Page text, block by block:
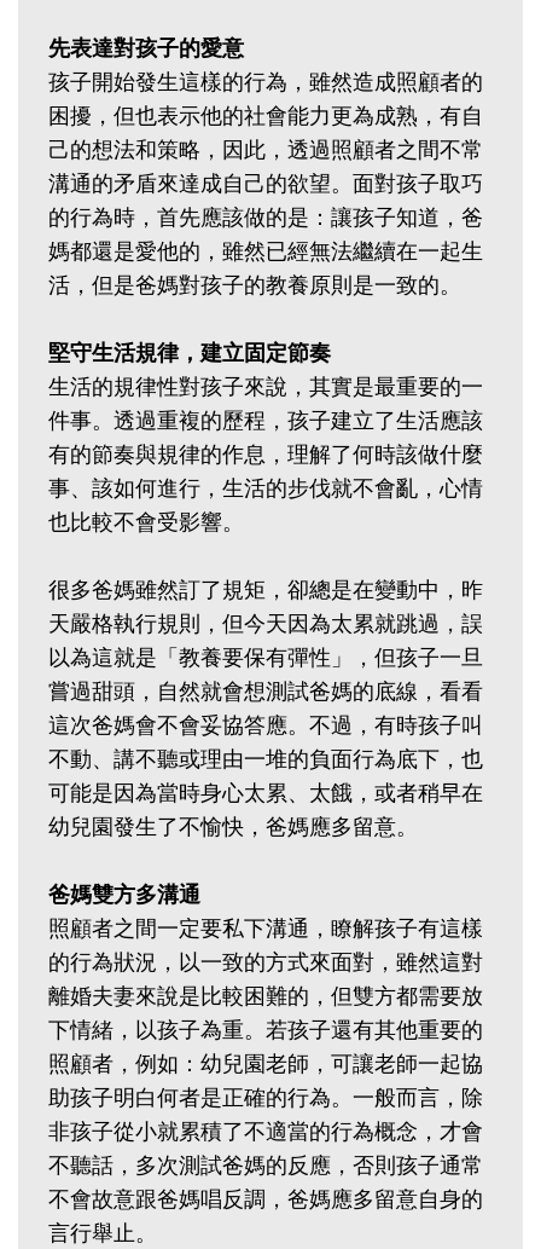
先表達對孩子的愛意
孩子開始發生這樣的行為，雖然造成照顧者的
困擾，但也表示他的社會能力更為成熟，有自
己的想法和策略，因此，透過照顧者之間不常
溝通的矛盾來達成自己的欲望。面對孩子取巧
的行為時，首先應該做的是：讓孩子知道，爸
媽都還是愛他的，雖然已經無法繼續在一起生
活，但是爸媽對孩子的教養原則是一致的。
堅守生活規律，建立固定節奏
生活的規律性對孩子來說，其實是最重要的一
件事。透過重複的歷程，孩子建立了生活應該
有的節奏與規律的作息，理解了何時該做什麼
事、該如何進行，生活的步伐就不會亂，心情
也比較不會受影響。
很多爸媽雖然訂了規矩，卻總是在變動中，昨
天嚴格執行規則，但今天因為太累就跳過，誤
以為這就是「教養要保有彈性」，但孩子一旦
嘗過甜頭，自然就會想測試爸媽的底線，看看
這次爸媽會不會妥協答應。不過，有時孩子叫
不動、講不聽或理由一堆的負面行為底下，也
可能是因為當時身心太累、太餓，或者稍早在
幼兒園發生了不愉快，爸媽應多留意。
爸媽雙方多溝通
照顧者之間一定要私下溝通，瞭解孩子有這樣
的行為狀況，以一致的方式來面對，雖然這對
離婚夫妻來說是比較困難的，但雙方都需要放
下情緒，以孩子為重。若孩子還有其他重要的
照顧者，例如：幼兒園老師，可讓老師一起協
助孩子明白何者是正確的行為。一般而言，除
非孩子從小就累積了不適當的行為概念，才會
不聽話，多次測試爸媽的反應，否則孩子通常
不會故意跟爸媽唱反調，爸媽應多留意自身的
言行舉止。